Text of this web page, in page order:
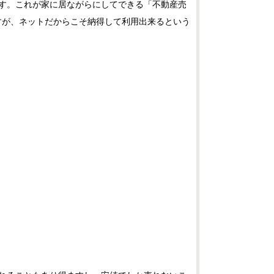
。これが家に居ながらにしてできる「不動産売
、ネットだからこそ納得して利用出来るという